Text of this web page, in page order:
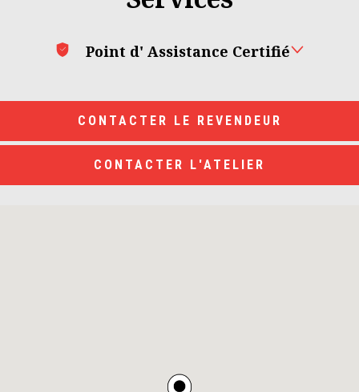
Point d' Assistance Certifié
CONTACTER LE REVENDEUR
CONTACTER L'ATELIER